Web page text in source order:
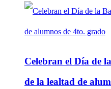
Celebran el Día de
de la lealtad de